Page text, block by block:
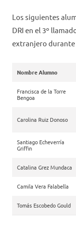
Los siguientes
DRI en el 3º
extranjero durante
Nombre Alumno
Francisca de la Torre
Bengoa
Carolina Ruiz Donoso
Santiago Echeverría
Griffin
Catalina Grez Mundaca
Camila Vera Falabella
Tomás Escobedo Gould